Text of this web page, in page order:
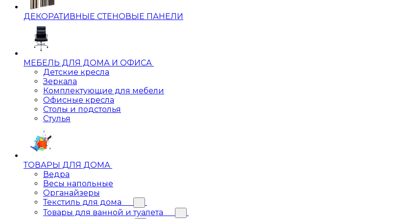
ДЕКОРАТИВНЫЕ СТЕНОВЫЕ ПАНЕЛИ
МЕБЕЛЬ ДЛЯ ДОМА И ОФИСА
Детские кресла
Зеркала
Комплектующие для мебели
Офисные кресла
Столы и подстолья
Стулья
ТОВАРЫ ДЛЯ ДОМА
Ведра
Весы напольные
Органайзеры
Текстиль для дома
Товары для ванной и туалета